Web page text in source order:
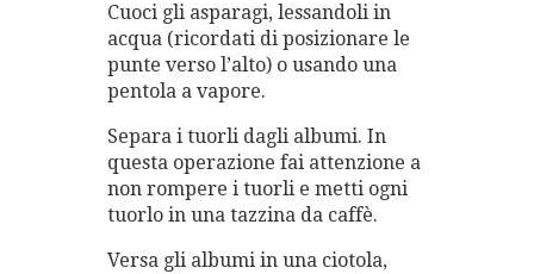
Cuoci gli asparagi, lessandoli in
acqua (ricordati di posizionare le
punte verso l’alto) o usando una
pentola a vapore.
Separa i tuorli dagli albumi. In
questa operazione fai attenzione a
non rompere i tuorli e metti ogni
tuorlo in una tazzina da caffè.
Versa gli albumi in una ciotola,